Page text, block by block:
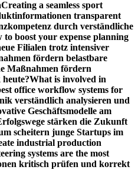
Creating a seamless sport
transparent
durch verständliche
to boost your expense planning
Filialen trotz intensiver
fördern belastbare
Maßnahmen fördern
What is involved in
office workflow systems for
verständlich analysieren und
Geschäftsmodelle am
stärken die Zukunft
scheitern junge Startups im
industrial production
systems are the most
kritisch prüfen und korrekt